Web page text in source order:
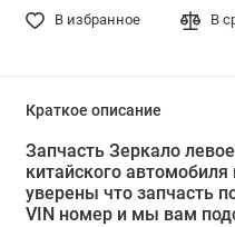
В избранное В
Краткое описание
Запчасть Зеркало
китайского автомобиля
уверены что запчасть
VIN номер и мы вам